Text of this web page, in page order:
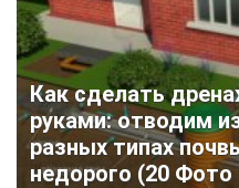
Как сделать
руками: отводим
разных типах
недорого (20